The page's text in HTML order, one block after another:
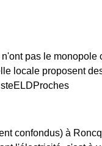
pas le monopole
locale proposent
confondus) à